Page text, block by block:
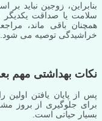
بنابراین، زوجین نباید
سلامت یا صداقت
همچنان باقی ماند،
خراشیدگی توصیه می شود.
نکات بهداشتی مهم
پس از پایان یافتن اولین
برای جلوگیری از بروز
بسیار حیاتی است.